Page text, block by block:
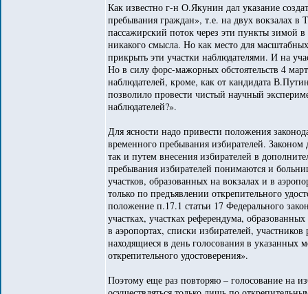
Как известно г-н О.Якунин дал указание
пребывания граждан», т.е. на двух вокзалах в
пассажирский поток через эти пункты зимой
никакого смысла. Но как место для
прикрыть эти участки наблюдателями. И на
Но в силу форс-мажорных обстоятельств 4
наблюдателей, кроме, как от кандидата
позволило провести чистый научный
наблюдателей?».
Для ясности надо привести положения
временного пребывания избирателей. Законом
так и путем внесения избирателей в
пребывания избирателей понимаются и
участков, образованных на вокзалах и в
только по предъявлении открепительного
положение п.17.1 статьи 17 Федерального
участках, участках референдума,
в аэропортах, списки избирателей,
находящиеся в день голосования в указанных
открепительного удостоверения».
Поэтому еще раз повторяю – голосование на